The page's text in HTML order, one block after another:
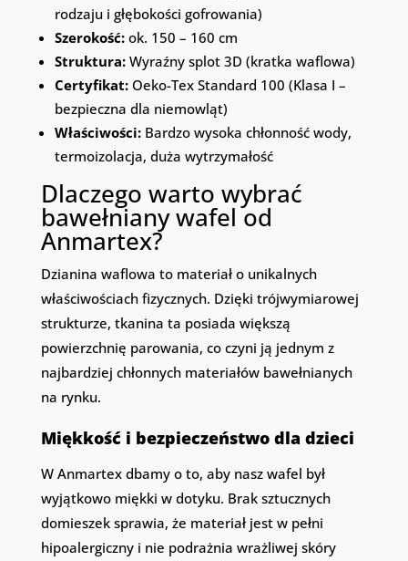
rodzaju i głębokości gofrowania)
Szerokość:ok. 150 – 160 cm
Struktura:Wyraźny splot 3D (kratka waflowa)
Certyfikat:Oeko-Tex Standard 100 (Klasa I –
bezpieczna dla niemowląt)
Właściwości:Bardzo wysoka chłonność wody,
termoizolacja, duża wytrzymałość
Dlaczego warto wybrać
bawełniany wafel od
Anmartex?
Dzianina waflowa to materiał o unikalnych
właściwościach fizycznych. Dzięki trójwymiarowej
strukturze, tkanina ta posiada większą
powierzchnię parowania, co czyni ją jednym z
najbardziej chłonnych materiałów bawełnianych
na rynku.
Miękkość i bezpieczeństwo dla dzieci
W Anmartex dbamy o to, aby nasz wafel był
wyjątkowo miękki w dotyku. Brak sztucznych
domieszek sprawia, że materiał jest w pełni
hipoalergiczny i nie podrażnia wrażliwej skóry